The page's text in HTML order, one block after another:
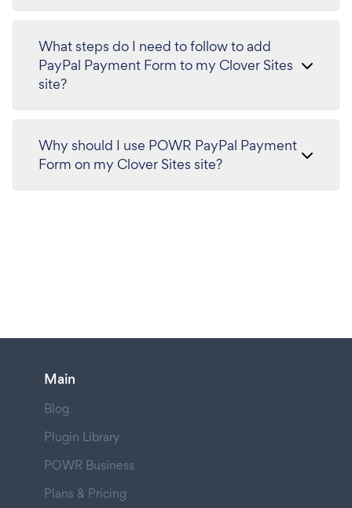
What steps do I need to follow to add
PayPal Payment Form to my Clover Sites
site?
Why should I use POWR PayPal Payment
Form on my Clover Sites site?
Main
Blog
Plugin Library
POWR Business
Plans & Pricing